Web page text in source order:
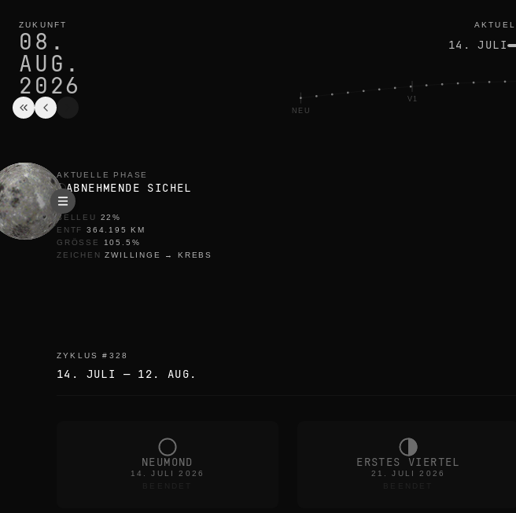
ZUKUNFT
08.
AUG.
2026
14. JULI
NEU
V1
AKTUELLE PHASE
ABNEHMENDE SICHEL
BELLEU 22%
ENTF
364.195
KM
GRÖSSE
105.5 %
ZEICHEN ZWILLINGE →KREBS
ZYKLUS # 328
14. JULI — 12. AUG.
NEUMOND
14. JULI 2026
ERSTES VIERTEL
21. JULI 2026